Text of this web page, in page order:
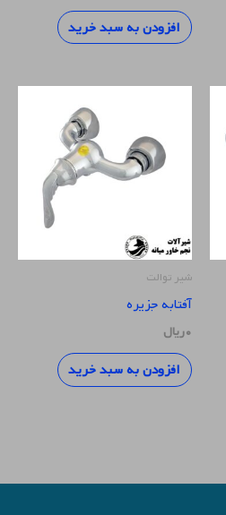
افزودن به سبد خرید
شیر توالت
آفتابه جزیره
۰ریال
افزودن به سبد خرید